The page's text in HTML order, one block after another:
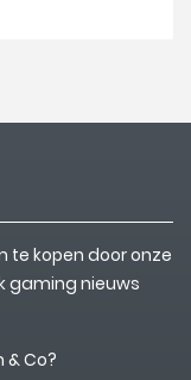
te kopen door onze
gaming nieuws
Co?